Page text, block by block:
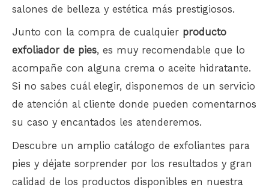
salones de belleza y estética más prestigiosos.
Junto con la compra de cualquier producto
exfoliador de pies, es muy recomendable que lo
acompañe con alguna crema o aceite hidratante.
Si no sabes cuál elegir, disponemos de un servicio
de atención al cliente donde pueden comentarnos
su caso y encantados les atenderemos.
Descubre un amplio catálogo de exfoliantes para
pies y déjate sorprender por los resultados y gran
calidad de los productos disponibles en nuestra